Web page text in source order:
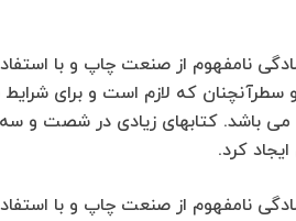
نامفهوم از صنعت چاپ و با
که لازم است و برای شرایط
می باشد. کتابهای زیادی در
کرد.
نامفهوم از صنعت چاپ و با